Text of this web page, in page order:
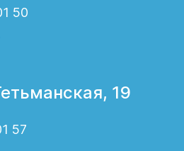
50
19
57